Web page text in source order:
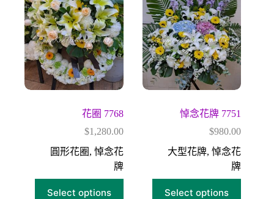
花圈 7768
$1,280.00
圓形花圈 , 悼念花
牌
Select options
悼念花牌 7751
$980.00
大型花牌,悼念花
牌
Select options